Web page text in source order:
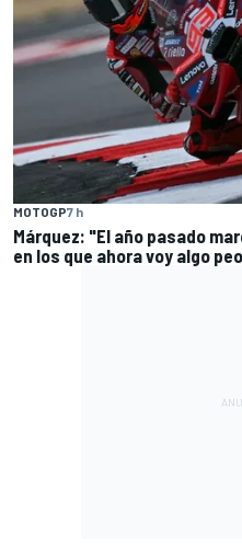
MOTOGP7 h
Márquez: "El año pasado
en los que ahora voy algo